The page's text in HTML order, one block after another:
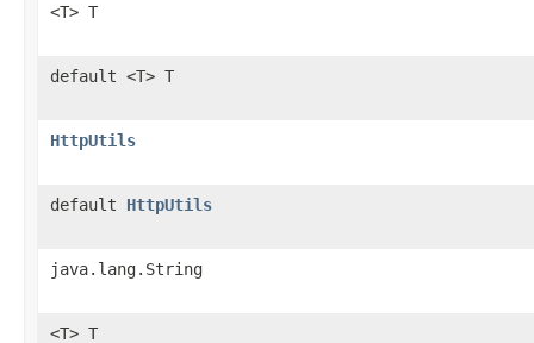
<T> T
default <T> T
HttpUtils
default HttpUtils
java.lang.String
<T> T